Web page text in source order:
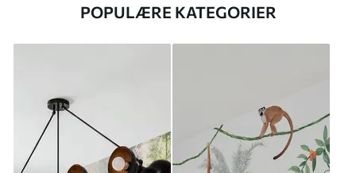
POPULÆRE KATEGORIER